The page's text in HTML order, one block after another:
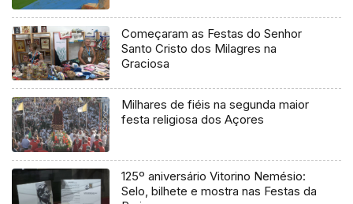
Começaram as Festas do Senhor
Santo Cristo dos Milagres na
Graciosa
Milhares de fiéis na segunda maior
festa religiosa dos Açores
125º aniversário Vitorino Nemésio:
Selo, bilhete e mostra nas Festas da